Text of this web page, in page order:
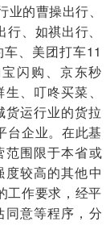
的曹操出行、
、如祺出行、
、美团打车11
闪购、京东秒
、叮咚买菜、
运行业的货拉
台企业。在此基
范围限于本省或
较高的其他中
工作要求，经平
同意等程序，分